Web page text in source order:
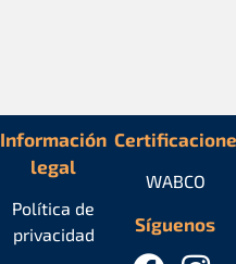
Información
legal
Política de
privacidad
Síguenos
WABCO